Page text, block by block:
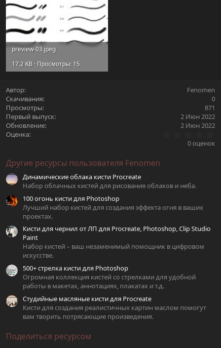
preview-03.jpeg
17.2 KB · Просмотры: 15
Автор
Fenomen
Скачивания
0
Просмотры
871
Первый выпуск
2 Июн 2022
Обновление
2 Июн 2022
Оценка
0
0 оценок
Другие ресурсы пользователя Fenomen
Динамические облака кисти Procreate
Набор облачных кистей для рисования облаков и неба.
100 огонь кисти для Photoshop
Лучший набор кистей для создания эффекта огня в ваших
проектах.
Кисти для чернил от ЛП для Procreate, Photoshop, Clip Studio
Paint
Набор кистей – ваш незаменимый помощник в цифровом
искусстве.
500+ стрелка кисти для Photoshop
Огромная коллекция кистей со стрелками для удобной
работы в макетах, аннотациях, плакатах и т.д.
Студийные масляные кисти для Procreate
Кисти для создания реалистичных картин маслом помогут
вам творить потрясающие произведения.
Поделиться ресурсом